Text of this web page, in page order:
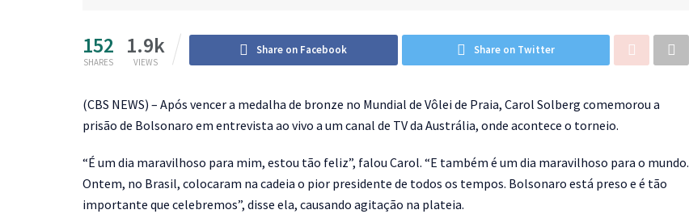
152
SHARES
1.9k
VIEWS
Share on Facebook Share on Twitter
(CBS NEWS) – Após vencer a medalha de bronze no Mundial de Vôlei de Praia, Carol Solberg comemorou a
prisão de Bolsonaro em entrevista ao vivo a um canal de TV da Austrália, onde acontece o torneio.
“É um dia maravilhoso para mim, estou tão feliz”, falou Carol. “E também é um dia maravilhoso para o mundo.
Ontem, no Brasil, colocaram na cadeia o pior presidente de todos os tempos. Bolsonaro está preso e é tão
importante que celebremos”, disse ela, causando agitação na plateia.